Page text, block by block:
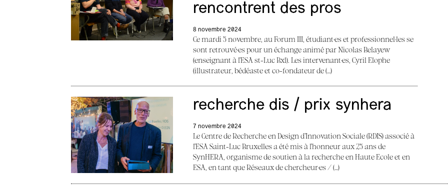
rencontrent des pros
8 novembre 2024
Ce mardi 5 novembre, au Forum III, étudiant·es et professionnel·les se
sont retrouvé·es pour un échange animé par Nicolas Belayew
(enseignant à l’ESA st-Luc Bxl). Les intervenant·es, Cyril Elophe
(illustrateur, bédéaste et co-fondateur de (…)
recherche dis / prix synhera
7 novembre 2024
Le Centre de Recherche en Design d’Innovation Sociale (RDIS) associé à
l’ESA Saint-Luc Bruxelles a été mis à l’honneur aux 25 ans de
SynHERA, organisme de soutien à la recherche en Haute Ecole et en
ESA, en tant que Réseaux de chercheur·es / (…)